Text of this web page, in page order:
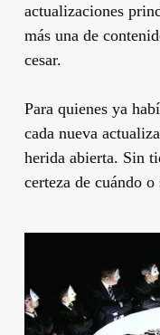
actualizaciones
más una de
cesar.
Para quienes ya
cada nueva
herida abierta. Sin
certeza de cuándo